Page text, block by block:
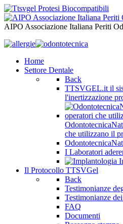
AIPO Associazione Italiana Periti
Home
Settore Dentale
Back
TTSVGEL.it il
l'inertizzazione
che utilizzano il
I Laboratori
Il Protocollo TTSVGel
Back
Testimonianze
Testimonianze
FAQ
Documenti